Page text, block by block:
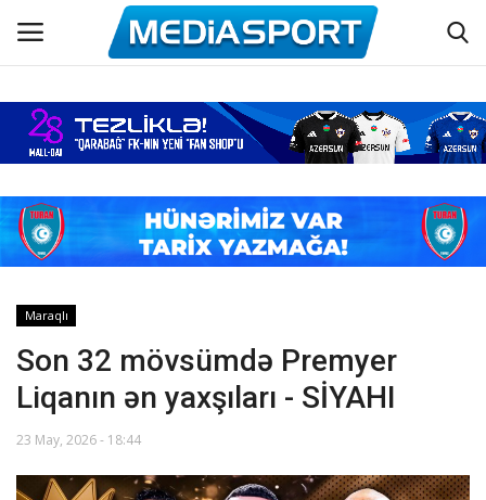
Əsas
Azərbaycan futbolu
Maraqlı
Əlaqə
Haqqımızda
Dünya futbolu
Maraqlı
Son 32 mövsümdə Premyer
Liqanın ən yaxşıları - SİYAHI
23 May, 2026 - 18:44